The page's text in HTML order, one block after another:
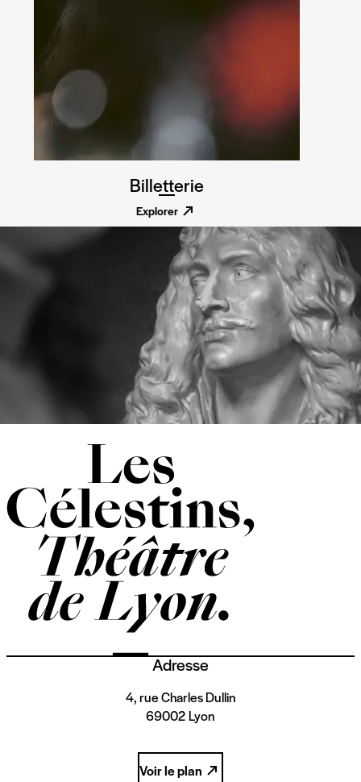
Billetterie
Explorer
Adresse
4, rue Charles Dullin
69002 Lyon
Voir le plan